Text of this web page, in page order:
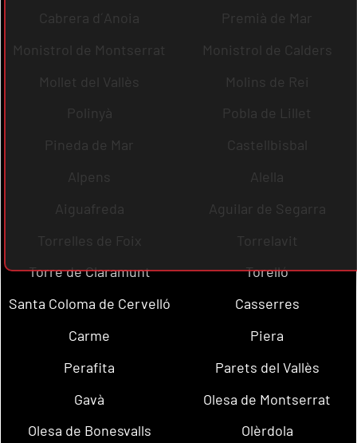
Cabrera d´Anoia
Premià de Mar
Monistrol de Montserrat
Monistrol de Calders
Mollet del Vallès
Molins de Rei
Polinyà
Pobla de Lillet
Pineda de Mar
Castellbisbal
Alpens
Alella
Aiguafreda
Aguilar de Segarra
Torrelles de Foix
Torrelavit
Torre de Claramunt
Torelló
Santa Coloma de Cervelló
Casserres
Carme
Piera
Perafita
Parets del Vallès
Gavà
Olesa de Montserrat
Olesa de Bonesvalls
Olèrdola